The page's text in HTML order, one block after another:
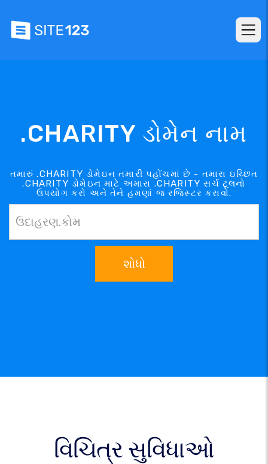
.CHARITY ડોમેન નામ
તમારું .CHARITY ડોમેઇન તમારી પહોંચમાં છે - તમારા ઇચ્છિત
.CHARITY ડોમેઇન માટે અમારા .CHARITY સર્ચ ટૂલનો
ઉપયોગ કરો અને તેને હમણાં જ રજિસ્ટર કરાવો.
શોધો
વિચિત્ર સુવિધાઓ